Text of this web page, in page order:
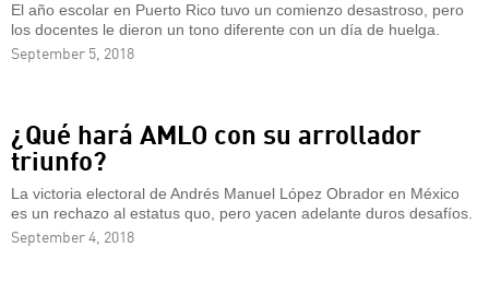
El año escolar en Puerto Rico tuvo un comienzo desastroso, pero
los docentes le dieron un tono diferente con un día de huelga.
September 5, 2018
¿Qué hará AMLO con su arrollador
triunfo?
La victoria electoral de Andrés Manuel López Obrador en México
es un rechazo al estatus quo, pero yacen adelante duros desafíos.
September 4, 2018